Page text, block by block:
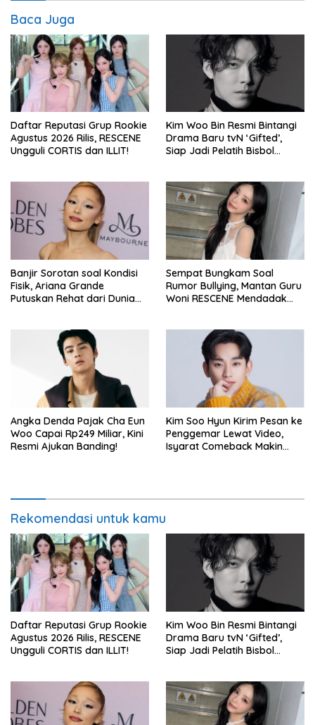
Baca Juga
Daftar Reputasi Grup Rookie
Agustus 2026 Rilis, RESCENE
Ungguli CORTIS dan ILLIT!
Kim Woo Bin Resmi Bintangi
Drama Baru tvN ‘Gifted’,
Siap Jadi Pelatih Bisbol
Banjir Sorotan soal Kondisi
Fisik, Ariana Grande
Putuskan Rehat dari Dunia
Sempat Bungkam Soal
Rumor Bullying, Mantan Guru
Woni RESCENE Mendadak
Angka Denda Pajak Cha Eun
Woo Capai Rp249 Miliar, Kini
Resmi Ajukan Banding!
Kim Soo Hyun Kirim Pesan ke
Penggemar Lewat Video,
Isyarat Comeback Makin
Rekomendasi untuk kamu
Daftar Reputasi Grup Rookie
Agustus 2026 Rilis, RESCENE
Ungguli CORTIS dan ILLIT!
Kim Woo Bin Resmi Bintangi
Drama Baru tvN ‘Gifted’,
Siap Jadi Pelatih Bisbol